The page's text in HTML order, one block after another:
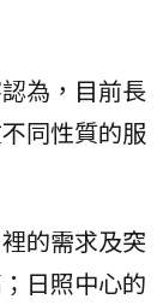
為，目前長
同性質的服
的需求及突
日照中心的